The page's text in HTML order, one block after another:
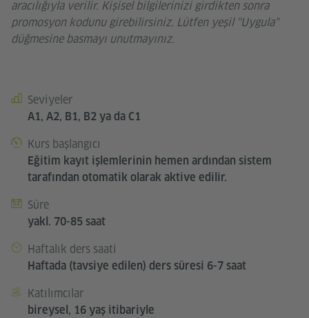
aracılığıyla verilir. Kişisel bilgilerinizi girdikten sonra
promosyon kodunu girebilirsiniz. Lütfen yeşil "Uygula"
düğmesine basmayı unutmayınız.
Kursdetails
Seviyeler
A1, A2, B1, B2 ya da C1
Kurs başlangıcı
Eğitim kayıt işlemlerinin hemen ardından sistem
tarafından otomatik olarak aktive edilir.
Süre
yakl. 70-85 saat
Haftalık ders saati
Haftada (tavsiye edilen) ders süresi 6-7 saat
Katılımcılar
bireysel, 16 yaş itibariyle